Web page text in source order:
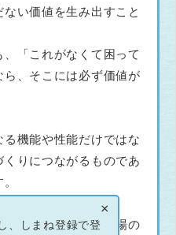
い価値を生み出すこと
「これがなくて困って
、そこには必ず価値が
機能や性能だけではな
くりにつながるものであ
し、顧客の声や現場の
×
、しまね登録で登